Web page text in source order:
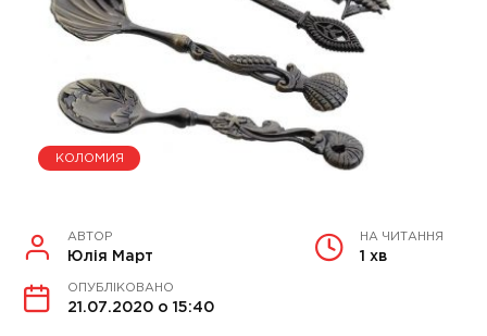
КОЛОМИЯ
АВТОР
Юлія Март
НА ЧИТАННЯ
1 хв
ОПУБЛІКОВАНО
21.07.2020 о 15:40